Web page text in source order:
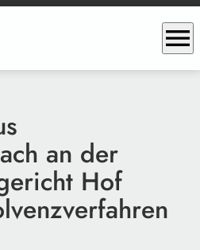
menu
an der
Hof